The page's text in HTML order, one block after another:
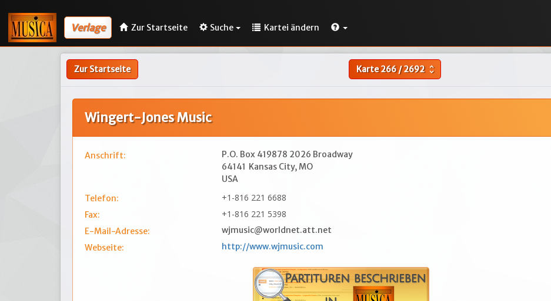
Verlage Zur Startseite Suche Kartei ändern
Zur Startseite Karte266/2692 unfold_more
Wingert-Jones Music
Anschrift:
P.O. Box 419878 2026 Broadway
64141 Kansas City, MO
USA
Telefon:
+1-816 221 6688
Fax: +1-816 221 5398
E-Mail-Adresse:
wjmusic@worldnet.att.net
Webseite:
http://www.wjmusic.com